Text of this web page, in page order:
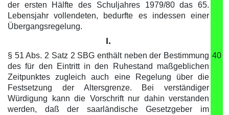
der ersten Hälfte des Schuljahres 1979/80 das 65.
Lebensjahr vollendeten, bedurfte es indessen einer
Übergangsregelung.
I.
§ 51 Abs. 2 Satz 2 SBG enthält neben der Bestimmung
des für den Eintritt in den Ruhestand maßgeblichen
Zeitpunktes zugleich auch eine Regelung über die
Festsetzung der Altersgrenze. Bei verständiger
Würdigung kann die Vorschrift nur dahin verstanden
werden, daß der saarländische Gesetzgeber im
40